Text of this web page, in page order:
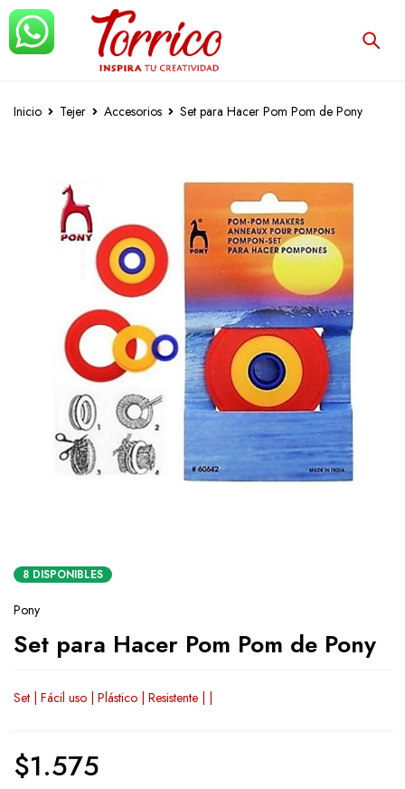
Inicio Tejer Accesorios Set para Hacer Pom Pom de Pony
8 DISPONIBLES
Pony
Set para Hacer Pom Pom de Pony
Set | Fácil uso | Plástico | Resistente | |
$1.575